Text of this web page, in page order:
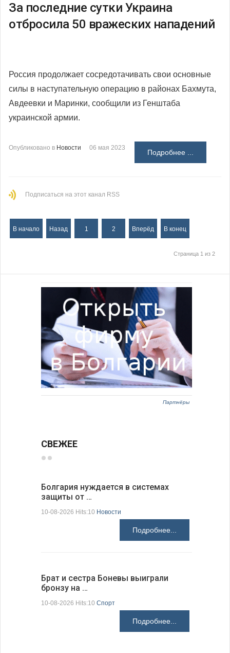
За последние сутки Украина
отбросила 50 вражеских нападений
Россия продолжает сосредотачивать свои основные
силы в наступательную операцию в районах Бахмута,
Авдеевки и Маринки, сообщили из Генштаба
украинской армии.
Опубликовано в Новости 06 мая 2023
Подробнее ...
Подписаться на этот канал RSS
В начало Назад 1 2 Вперёд В конец
Страница 1 из 2
Партнёры
СВЕЖЕЕ
Болгария нуждается в системах
защиты от …
10-08-2026 Hits:10 Новости
Подробнее...
Брат и сестра Боневы выиграли
бронзу на …
10-08-2026 Hits:10 Спорт
Подробнее...